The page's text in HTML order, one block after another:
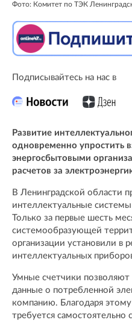
Фото: Комитет по ТЭК
Подписывайтесь на нас в
Развитие
одновременно упростить
энергосбытовыми
расчетов за
В Ленинградской области
интеллектуальные системы
Только за первые шесть
системообразующей
организации установили в
интеллектуальных
Умные счетчики позволяют
данные о потребленной
компанию. Благодаря
требуется самостоятельно